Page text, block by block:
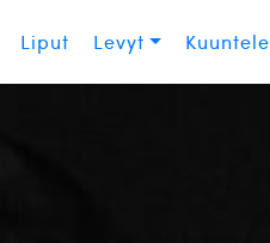
Liput Levyt Kuuntele